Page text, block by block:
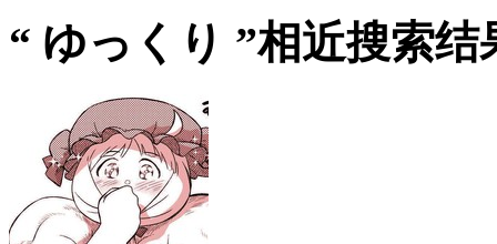
“ ゆっくり ”相近搜索结